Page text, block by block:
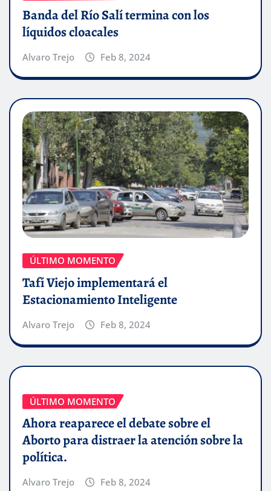
Banda del Río Salí termina con los
líquidos cloacales
Alvaro Trejo Feb 8, 2024
ÚLTIMO MOMENTO
Tafí Viejo implementará el
Estacionamiento Inteligente
Alvaro Trejo Feb 8, 2024
ÚLTIMO MOMENTO
Ahora reaparece el debate sobre el
Aborto para distraer la atención sobre la
política.
Alvaro Trejo Feb 8, 2024